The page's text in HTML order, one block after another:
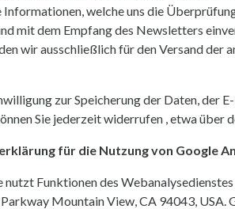
Informationen, welche uns die
mit dem Empfang des Newsletters
wir ausschließlich für den Versand
zur Speicherung der Daten, der
Sie jederzeit widerrufen , etwa über
für die Nutzung von Google
nutzt Funktionen des
Mountain View, CA 94043, USA.